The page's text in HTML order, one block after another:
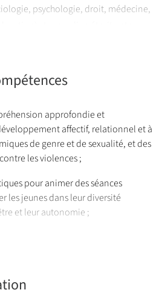
psychologie, droit, médecine,
de terrain, grâce à des
la formation est proposée en
acteur·ices professionnel·les,
du Nord.
approfondie et
affectif, relationnel et à
de genre et de sexualité, et des
les violences ;
pour animer des séances
les jeunes dans leur diversité
et leur autonomie ;
à différents publics et différents
;
et intersectoriel de